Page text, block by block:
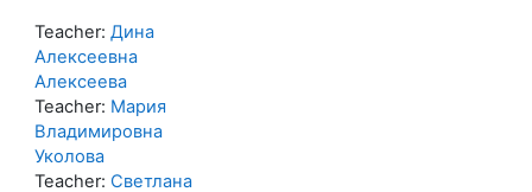
Teacher: Дина
Алексеевна
Алексеева
Teacher: Мария
Владимировна
Уколова
Teacher: Светлана